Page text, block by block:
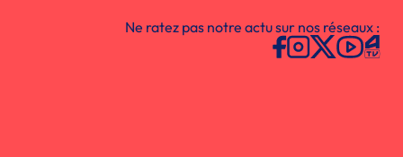
Ne ratez pas notre actu sur nos réseaux :